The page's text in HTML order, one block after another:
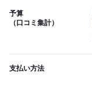
予算
（口コミ集計）
支払い方法